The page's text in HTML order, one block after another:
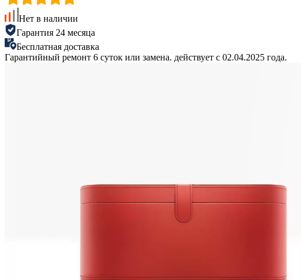
Нет в наличии
Гарантия 24 месяца
Бесплатная доставка
Гарантийный ремонт 6 суток или замена. действует с 02.04.2025 года.